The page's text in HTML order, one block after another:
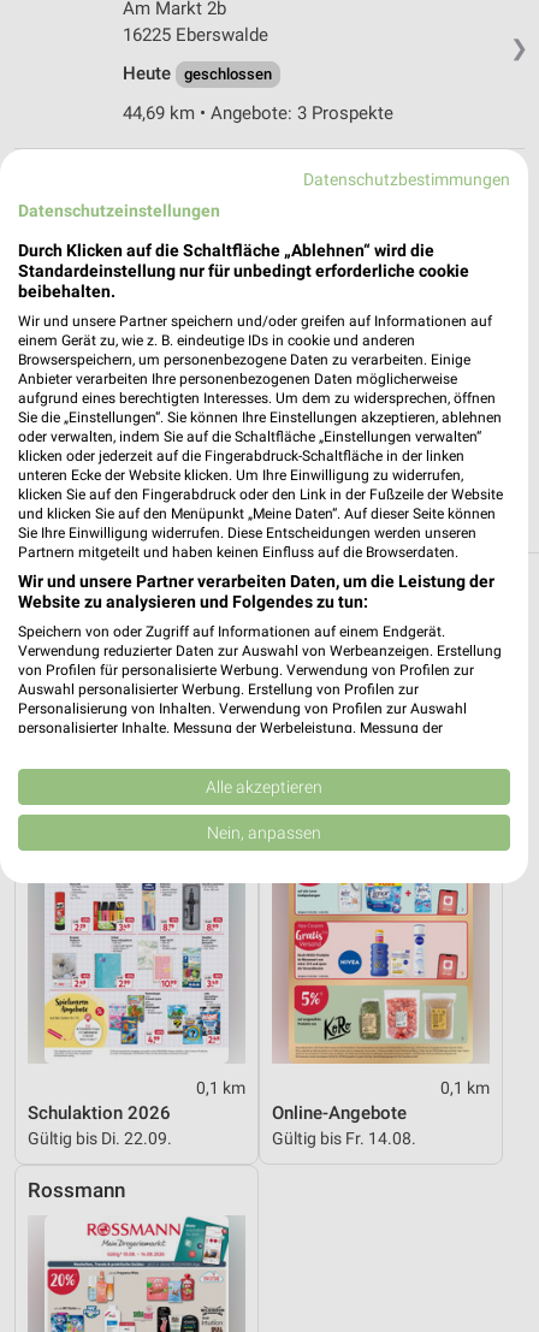
❯
Am Markt 2b
16225 Eberswalde
Heute
geschlossen
44,69 km • Angebote: 3 Prospekte
Heegermühler Straße 19a
Heute geschlossen
43,63 km
Rossmann Bad Freienwalde
Königstr. 1-3/Karl-Marx-Str. 28
16259 Bad Freienwalde
Heute geschlossen
51,61 km • Angebote: 3 Prospekte
Drogerie & Parfümerie Angebote und
Prospekte für Angermünde
3 Prospekte
Rossmann
0,1 km
Schulaktion 2026
Gültig bis Di. 22.09.
Rossmann
0,1 km
Online-Angebote
Gültig bis Fr. 14.08.
Rossmann
Datenschutzbestimmungen
Datenschutzeinstellungen
Durch Klicken auf die Schaltfläche „Ablehnen“ wird die
Standardeinstellung nur für unbedingt erforderliche cookie
beibehalten.
Wir und unsere Partner speichern und/oder greifen auf Informationen auf
einem Gerät zu, wie z. B. eindeutige IDs in cookie und anderen
Browserspeichern, um personenbezogene Daten zu verarbeiten. Einige
Anbieter verarbeiten Ihre personenbezogenen Daten möglicherweise
aufgrund eines berechtigten Interesses. Um dem zu widersprechen, öffnen
Sie die „Einstellungen“. Sie können Ihre Einstellungen akzeptieren, ablehnen
oder verwalten, indem Sie auf die Schaltfläche „Einstellungen verwalten“
klicken oder jederzeit auf die Fingerabdruck-Schaltfläche in der linken
unteren Ecke der Website klicken. Um Ihre Einwilligung zu widerrufen,
klicken Sie auf den Fingerabdruck oder den Link in der Fußzeile der Website
und klicken Sie auf den Menüpunkt „Meine Daten“. Auf dieser Seite können
Sie Ihre Einwilligung widerrufen. Diese Entscheidungen werden unseren
Partnern mitgeteilt und haben keinen Einfluss auf die Browserdaten.
Wir und unsere Partner verarbeiten Daten, um die Leistung der
Website zu analysieren und Folgendes zu tun:
Speichern von oder Zugriff auf Informationen auf einem Endgerät.
Verwendung reduzierter Daten zur Auswahl von Werbeanzeigen. Erstellung
von Profilen für personalisierte Werbung. Verwendung von Profilen zur
Auswahl personalisierter Werbung. Erstellung von Profilen zur
Personalisierung von Inhalten. Verwendung von Profilen zur Auswahl
personalisierter Inhalte. Messung der Werbeleistung. Messung der
Kombinationen von Daten aus verschiedenen Quellen. Entwicklung und
Verbesserung der Angebote. Verwendung reduzierter Daten zur Auswahl
von Inhalten.
Daten können außerhalb der Europäischen Union weitergegeben und in die
USA gesendet werden.
Website/App.
Partnerliste anzeigen (1 IAB-Anbieter)
Wir nutzen Ihre Daten für folgende Zwecke:
IAB-Verarbeitungszwecke:
Speichern von oder Zugriff auf Informationen
auf einem Endgerät
Verwendung reduzierter Daten zur Auswahl von
Werbeanzeigen
Verwendung von Profilen zur Auswahl
personalisierter Werbung
Erstellung von Profilen zur Personalisierung
von Inhalten
Alle akzeptieren
Nein, anpassen